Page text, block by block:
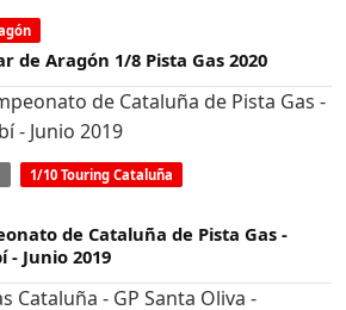
de Aragón 1/8 Pista Gas 2020
1/10 Touring Cataluña
de Cataluña de Pista Gas -
- Junio 2019